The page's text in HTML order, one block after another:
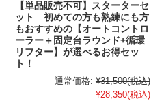
【単品販売不可】スターターセ
ット 初めての方も熟練にも方
もおすすめの【オートコントロ
ーラー＋固定台ラウンド+循環
リフター】が選べるお得セッ
ト！
通常価格: ¥31,500(税込)
¥28,350(税込)